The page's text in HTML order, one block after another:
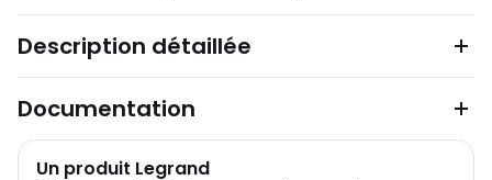
Description détaillée
Documentation
Un produit Legrand